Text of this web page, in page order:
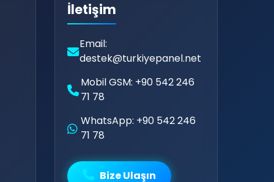
👥
💗
İletişim
Email:
destek@turkiyepanel.net
Mobil GSM: +90 542 246
71 78
WhatsApp: +90 542 246
71 78
Bize Ulaşın